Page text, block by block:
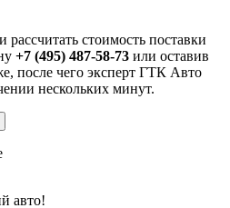
рассчитать стоимость поставки
+7 (495) 487-58-73 или оставив
после чего эксперт ГТК Авто
нескольких минут.